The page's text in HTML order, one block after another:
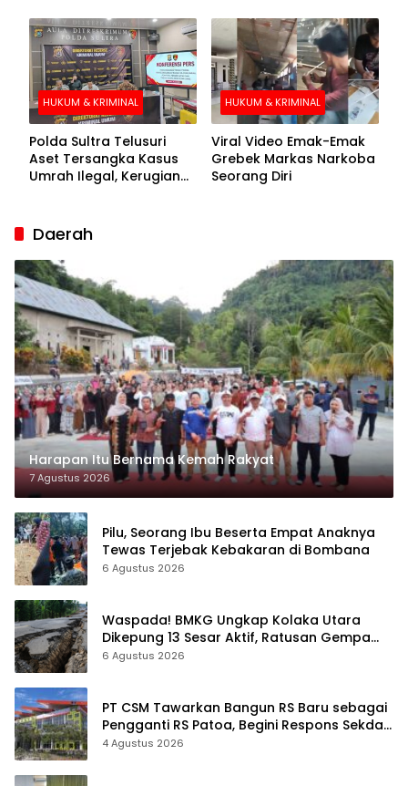
HUKUM & KRIMINAL
Polda Sultra Telusuri
Aset Tersangka Kasus
Umrah Ilegal, Kerugian
HUKUM & KRIMINAL
Viral Video Emak-Emak
Grebek Markas Narkoba
Seorang Diri
Daerah
Harapan Itu Bernama Kemah Rakyat
7 Agustus 2026
Pilu, Seorang Ibu Beserta Empat Anaknya
Tewas Terjebak Kebakaran di Bombana
6 Agustus 2026
Waspada! BMKG Ungkap Kolaka Utara
Dikepung 13 Sesar Aktif, Ratusan Gempa
Sudah Terekam
6 Agustus 2026
PT CSM Tawarkan Bangun RS Baru sebagai
Pengganti RS Patoa, Begini Respons Sekda
Kolut
4 Agustus 2026